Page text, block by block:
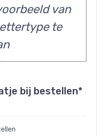
van
te
bij bestellen*